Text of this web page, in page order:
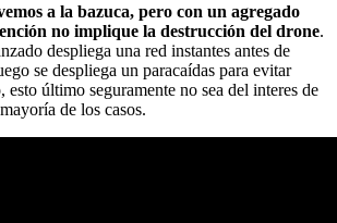
a la bazuca, pero con un agregado
no implique la destrucción del drone.
despliega una red instantes antes de
se despliega un paracaídas para evitar
esto último seguramente no sea del interes de
de los casos.